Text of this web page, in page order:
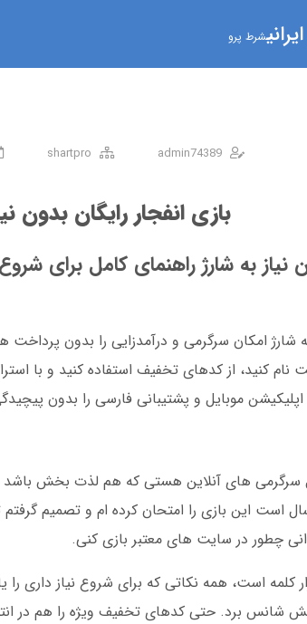
شرط پرو
admin74389
shartpro
بازی انفجار رایگان بدون
نیاز به شارژ راهنمای کامل برای
به شارژ امکان سرگرمی و درآمدزایی را بدون
کنید، از کدهای تخفیف استفاده کنید و با
موبایل و پشتیبانی فارسی را بدون
سرگرمی های آنلاین هستی که هم لذت بخش باشد هم
این بازی را امتحان کرده ام و تصمیم گرفتم
چطور در سایت های معتبر بازی کنی.
کلمه است، همه نکاتی که برای شروع نیاز داری را
شانس برد. حتی کدهای تخفیف ویژه را هم در